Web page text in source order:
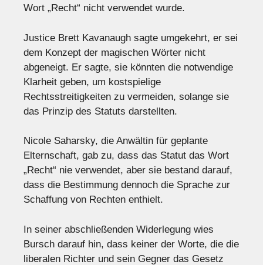
Wort „Recht“ nicht verwendet wurde.
Justice Brett Kavanaugh sagte umgekehrt, er sei
dem Konzept der magischen Wörter nicht
abgeneigt. Er sagte, sie könnten die notwendige
Klarheit geben, um kostspielige
Rechtsstreitigkeiten zu vermeiden, solange sie
das Prinzip des Statuts darstellten.
Nicole Saharsky, die Anwältin für geplante
Elternschaft, gab zu, dass das Statut das Wort
„Recht“ nie verwendet, aber sie bestand darauf,
dass die Bestimmung dennoch die Sprache zur
Schaffung von Rechten enthielt.
In seiner abschließenden Widerlegung wies
Bursch darauf hin, dass keiner der Worte, die die
liberalen Richter und sein Gegner das Gesetz